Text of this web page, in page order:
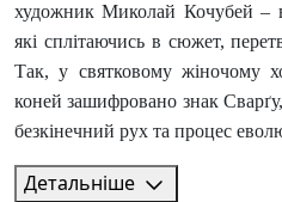
художник Миколай Кочубей –
які сплітаючись в сюжет,
Так, у святковому жіночому
коней зашифровано знак
безкінечний рух та процес
Детальніше